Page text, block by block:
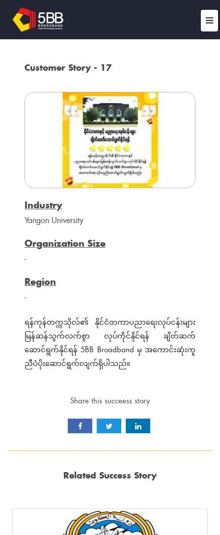
Customer Story - 17
Industry
Yangon University
Organization Size
-
Region
-
ရန်ကုန်တက္ကသိုလ်၏ နိုင်ငံတကာပညာရေးလုပ်ငန်းများ
မြန်ဆန်သွက်လက်စွာ လုပ်ကိုင်နိုင်ရန် ချိတ်ဆက်
ဆောင်ရွက်နိုင်ရန် 5BB Broadband မှ အကောင်းဆုံးကူ
ညီပံပိုးဆောင်ရွက်လျက်ရှိပါသည်။
Share this succeess story
Related Success Story